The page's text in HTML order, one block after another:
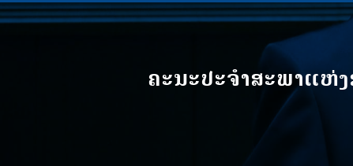
ຄະນະປະຈໍາສະພາແຫ່ງ